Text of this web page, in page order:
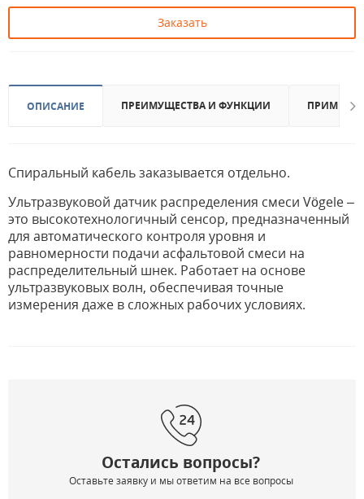
Заказать
ОПИСАНИЕ ПРЕИМУЩЕСТВА И ФУНКЦИИ
Спиральный кабель заказывается отдельно.
Ультразвуковой датчик распределения смеси Vögele –
это высокотехнологичный сенсор, предназначенный
для автоматического контроля уровня и
равномерности подачи асфальтовой смеси на
распределительный шнек. Работает на основе
ультразвуковых волн, обеспечивая точные
измерения даже в сложных рабочих условиях.
Остались вопросы?
Оставьте заявку и мы ответим на все вопросы